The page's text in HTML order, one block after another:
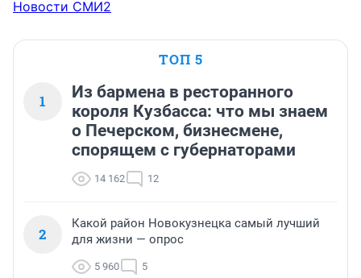
Новости СМИ2
ТОП 5
1
Из бармена в ресторанного
короля Кузбасса: что мы знаем
о Печерском, бизнесмене,
спорящем с губернаторами
14 162 12
2
Какой район Новокузнецка самый лучший
для жизни — опрос
5 960 5